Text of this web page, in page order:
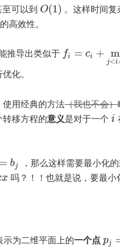
至可以到 O(1) 。这样时间复
高效性。
推导出类似于 fi = ci +
j<i
化。
用经典的方法（我也不会）
转移方程的意义是对于一个i
= bj ，那么这样需要最小化
x 吗？！！也就是说，要最小
为二维平面上的一个点 pj